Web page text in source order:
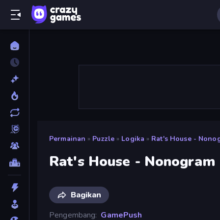
Permainan » Puzzle » Logika » Rat's House -
Rat's House - Nonogram
Bagikan
Pengembang GamePush